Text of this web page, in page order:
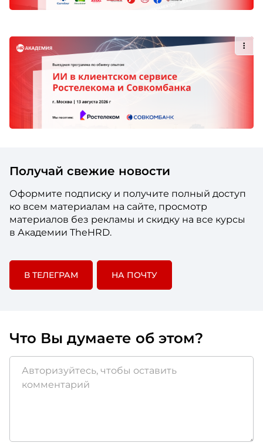
Получай свежие новости
Оформите подписку и получите полный доступ
ко всем материалам на сайте, просмотр
материалов без рекламы и скидку на все курсы
в Академии TheHRD.
В ТЕЛЕГРАМ НА ПОЧТУ
Что Вы думаете об этом?